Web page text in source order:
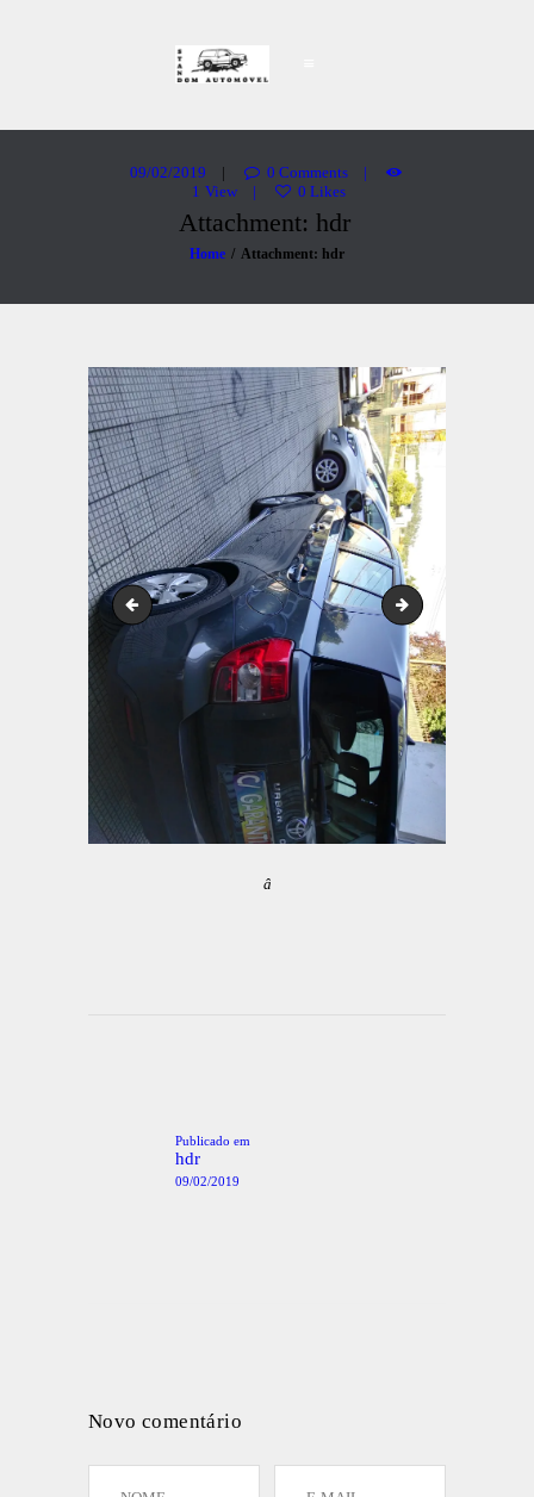
09/02/2019 0 Comments
1 View 0 Likes
Attachment: hdr
Home Attachment: hdr
Stand Dom Automóvel
Carros Usados
VIATURAS
hdr hdr
â
Publicado em
hdr
09/02/2019
Novo comentário